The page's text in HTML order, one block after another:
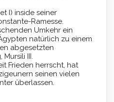
I) inside seiner
Ramesse.
Umkehr ein
natürlich zu einem
abgesetzten
III.
Frieden herrscht, hat
seinen vielen
überlassen.